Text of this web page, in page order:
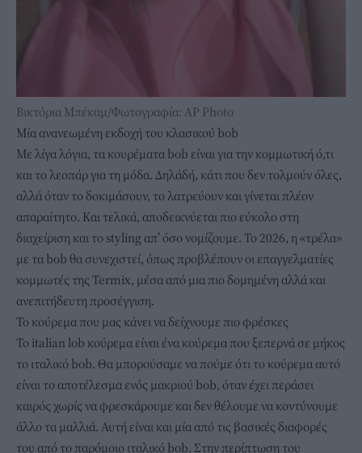
Βικτόρια Μπέκαμ/Φωτογραφία: AP Photo
Μία ανανεωμένη εκδοχή του κλασικού bob
Με λίγα λόγια, τα κουρέματα bob είναι για την κομμωτική ό,τι
και το λεοπάρ για τη μόδα. Δηλάδή, κάτι που δεν τολμούν όλες,
αλλά όταν το δοκιμάσουν, το λατρεύουν και γίνεται πλέον
απαραίτητο. Και τελικά, αποδεικνύεται πιο εύκολο στη
διαχείριση και το styling απ’ όσο νομίζουμε. Το 2026, η «τρέλα»
με τα bob θα συνεχιστεί, όπως προβλέπουν οι επαγγελματίες
κομμωτές της Termix, μέσα από μια πιο δομημένη αλλά και
ανεπιτήδευτη προσέγγιση.
Το κούρεμα που μας κάνει να δείχνουμε πιο φρέσκες
Το italian lob κούρεμα είναι ένα κούρεμα που ξεπερνά σε μήκος
το ιταλικό bob. Θα μπορούσαμε να πούμε ότι το κούρεμα αυτό
είναι το αποτέλεσμα ενός μακριού bob, όταν έχει περάσει
καιρός χωρίς να φρεσκάρουμε και δεν θέλουμε να κοντύνουμε
άλλο τα μαλλιά. Αυτή είναι και μία από τις βασικές διαφορές
του από το παρόμοιο ιταλικό bob. Στην περίπτωση του